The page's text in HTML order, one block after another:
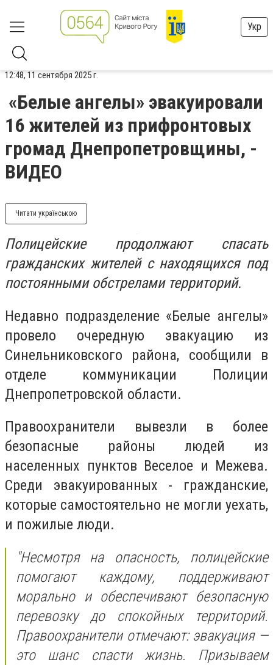
Укр
12:48, 11 сентября 2025 г.
«Белые ангелы» эвакуировали
16 жителей из прифронтовых
громад Днепропетровщины, -
ВИДЕО
Читати українською
Полицейские продолжают спасать
гражданских жителей с находящихся под
постоянными обстрелами территорий.
Недавно подразделение «Белые ангелы»
провело очередную эвакуацию из
Синельниковского района, сообщили в
отделе коммуникации Полиции
Днепропетровской области.
Правоохранители вывезли в более
безопасные районы людей из
населенных пунктов Веселое и Межева.
Среди эвакуированных - гражданские,
которые самостоятельно не могли уехать,
и пожилые люди.
"Несмотря на опасность, полицейские
помогают каждому, поддерживают
морально и обеспечивают безопасную
перевозку до спокойных территорий.
Правоохранители отмечают: эвакуация —
это шанс спасти жизнь. Призываем